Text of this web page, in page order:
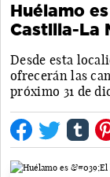
Huélamo
Castilla-La
Desde esta
ofrecerán las
próximo 31 de